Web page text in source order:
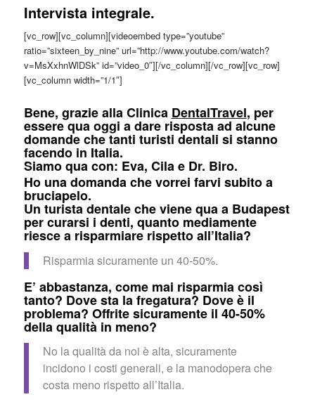
Intervista integrale.
[vc_row][vc_column][videoembed type=”youtube”
ratio=”sixteen_by_nine” url=”http://www.youtube.com/watch?
v=MsXxhnWlDSk” id=”video_0″][/vc_column][/vc_row][vc_row]
[vc_column width=”1/1″]
Bene, grazie allaClinica DentalTravel, per
essere qua oggi a dare risposta ad alcune
domande che tanti turisti dentali si stanno
facendo in Italia.
Siamo qua con: Eva, Cila e Dr. Biro.
Ho una domanda che vorrei farvi subito a
bruciapelo.
Un turista dentale che viene qua a Budapest
per curarsi i denti, quanto mediamente
riesce a risparmiare rispetto all’Italia?
Risparmia sicuramente un 40-50%.
E’ abbastanza, come mai risparmia così
tanto? Dove sta la fregatura? Dove è il
problema? Offrite sicuramente il 40-50%
della qualità in meno?
No la qualità da noi è alta, sicuramente
incidono i costi generali, e la manodopera che
costa meno rispetto all’Italia.